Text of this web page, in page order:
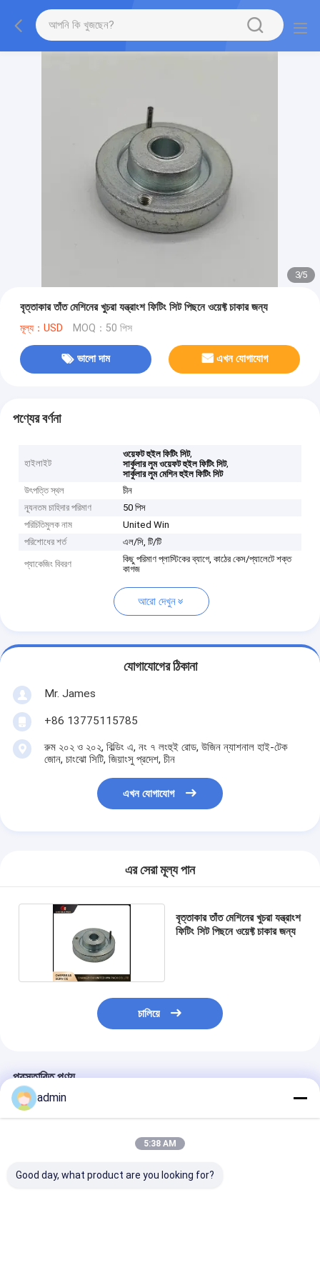
3/5
বৃত্তাকার তাঁত মেশিনের খুচরা যন্ত্রাংশ ফিটিং সিট পিছনে ওয়েফ্ট চাকার জন্য
মূল্য：USD MOQ：50 পিস
ভালো দাম এখন যোগাযোগ
পণ্যের বর্ণনা
হাইলাইট
ওয়েফট হুইল ফিটিং সিট,
সার্কুলার লুম ওয়েফট হুইল ফিটিং সিট,
সার্কুলার লুম মেশিন হুইল ফিটিং সিট
উৎপত্তি স্থল
চীন
ন্যূনতম চাহিদার পরিমাণ
50 পিস
পরিচিতিমুলক নাম
United Win
পরিশোধের শর্ত
এল/সি, টি/টি
প্যাকেজিং বিবরণ
কিছু পরিমাণ প্লাস্টিকের ব্যাগে, কাঠের কেস/প্যালেটে শক্ত
কাগজ
আরো দেখুন
যোগাযোগের ঠিকানা
Mr. James
+86 13775115785
রুম ২০২ ও ২০২, বিল্ডিং এ, নং ৭ লংহুই রোড, উজিন ন্যাশনাল হাই-টেক
জোন, চাংঝো সিটি, জিয়াংসু প্রদেশ, চীন
এখন যোগাযোগ
এর সেরা মূল্য পান
বৃত্তাকার তাঁত মেশিনের খুচরা যন্ত্রাংশ
ফিটিং সিট পিছনে ওয়েফ্ট চাকার জন্য
চালিয়ে
প্রস্তাবিত পণ্য
admin
5:38 AM
Good day, what product are you looking for?